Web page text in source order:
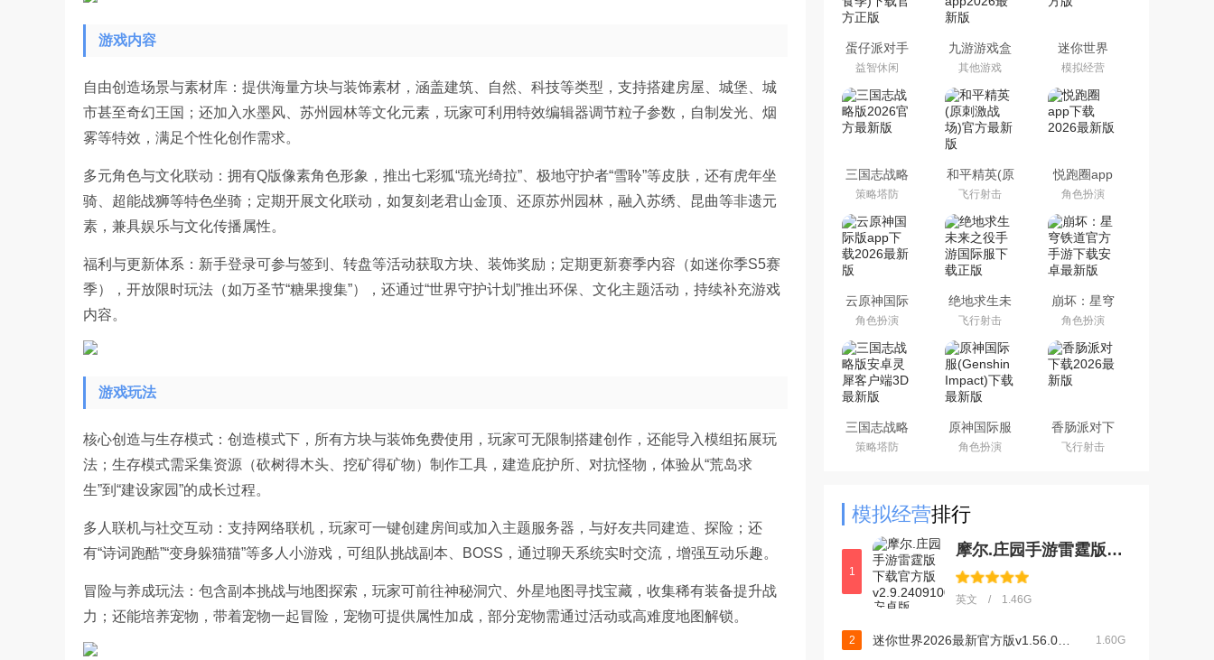
游戏内容
自由创造场景与素材库：提供海量方块与装饰素材，涵盖建筑、自然、科技等类型，支持搭建房屋、城堡、城
市甚至奇幻王国；还加入水墨风、苏州园林等文化元素，玩家可利用特效编辑器调节粒子参数，自制发光、烟
雾等特效，满足个性化创作需求。
多元角色与文化联动：拥有Q版像素角色形象，推出七彩狐“琉光绮拉”、极地守护者“雪聆”等皮肤，还有虎年坐
骑、超能战狮等特色坐骑；定期开展文化联动，如复刻老君山金顶、还原苏州园林，融入苏绣、昆曲等非遗元
素，兼具娱乐与文化传播属性。
福利与更新体系：新手登录可参与签到、转盘等活动获取方块、装饰奖励；定期更新赛季内容（如迷你季S5赛
季），开放限时玩法（如万圣节“糖果搜集”），还通过“世界守护计划”推出环保、文化主题活动，持续补充游戏
内容。
游戏玩法
核心创造与生存模式：创造模式下，所有方块与装饰免费使用，玩家可无限制搭建创作，还能导入模组拓展玩
法；生存模式需采集资源（砍树得木头、挖矿得矿物）制作工具，建造庇护所、对抗怪物，体验从“荒岛求
生”到“建设家园”的成长过程。
多人联机与社交互动：支持网络联机，玩家可一键创建房间或加入主题服务器，与好友共同建造、探险；还
有“诗词跑酷”“变身躲猫猫”等多人小游戏，可组队挑战副本、BOSS，通过聊天系统实时交流，增强互动乐趣。
冒险与养成玩法：包含副本挑战与地图探索，玩家可前往神秘洞穴、外星地图寻找宝藏，收集稀有装备提升战
力；还能培养宠物，带着宠物一起冒险，宠物可提供属性加成，部分宠物需通过活动或高难度地图解锁。
蛋仔派对手
游(元气零食
季)下载官方
正版
益智休闲
九游游戏盒
子app2026
最新版
其他游戏
迷你世界
2026最新官
方版
模拟经营
三国志战略
版2026官方
最新版
策略塔防
和平精英(原
刺激战场)官
方最新版
飞行射击
悦跑圈app
下载2026最
新版
角色扮演
云原神国际
版app下载
2026最新版
角色扮演
绝地求生未
来之役手游
国际服下载
正版
飞行射击
崩坏：星穹
铁道官方手
游下载安卓
最新版
角色扮演
三国志战略
版安卓灵犀
客户端3D最
策略塔防
原神国际服
(Genshin
Impact)下载
角色扮演
香肠派对下
载2026最新
版
飞行射击
模拟经营排行
1
摩尔.庄园手游雷霆版下载官方版v2.9.24091002S安卓版
英文 / 1.46G
2 1.60G